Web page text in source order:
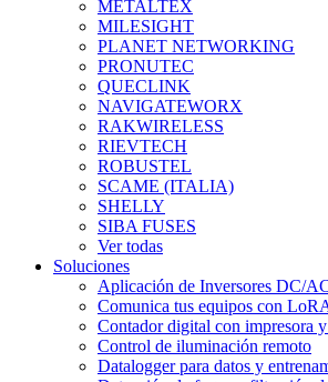
METALTEX
MILESIGHT
PLANET NETWORKING
PRONUTEC
QUECLINK
NAVIGATEWORX
RAKWIRELESS
RIEVTECH
ROBUSTEL
SCAME (ITALIA)
SHELLY
SIBA FUSES
Ver todas
Soluciones
Aplicación de Inversores DC/
Comunica tus equipos con
Contador digital con impresora y
Control de iluminación remoto
Datalogger para datos y